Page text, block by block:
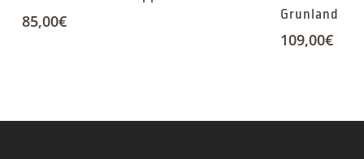
85,00€
Grunland
109,00€